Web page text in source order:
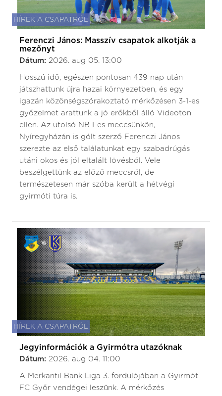
HÍREK A CSAPATRÓL
Ferenczi János: Masszív csapatok alkotják a
mezőnyt
Dátum: 2026. aug 05. 13:00
Hosszú idő, egészen pontosan 439 nap után
játszhattunk újra hazai környezetben, és egy
igazán közönségszórakoztató mérkőzésen 3-1-es
győzelmet arattunk a jó erőkből álló Videoton
ellen. Az utolsó NB I-es meccsünkön,
Nyíregyházán is gólt szerző Ferenczi János
szerezte az első találatunkat egy szabadrúgás
utáni okos és jól eltalált lövésből. Vele
beszélgettünk az előző meccsről, de
természetesen már szóba került a hétvégi
gyirmóti túra is.
HÍREK A CSAPATRÓL
Jegyinformációk a Gyirmótra utazóknak
Dátum: 2026. aug 04. 11:00
A Merkantil Bank Liga 3. fordulójában a Gyirmót
FC Győr vendégei leszünk. A mérkőzés